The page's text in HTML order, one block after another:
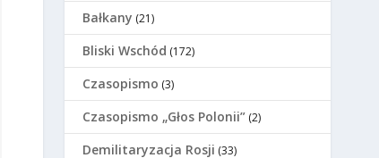
Bałkany (21)
Bliski Wschód (172)
Czasopismo (3)
Czasopismo „Głos Polonii” (2)
Demilitaryzacja Rosji (33)